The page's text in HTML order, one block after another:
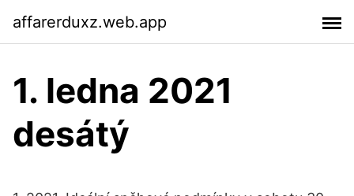
affarerduxz.web.app
1. ledna 2021
desátý